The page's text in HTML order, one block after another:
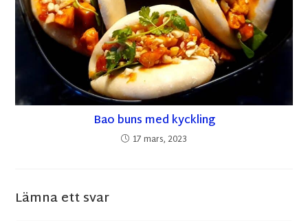
Bao buns med kyckling
17 mars, 2023
Lämna ett svar